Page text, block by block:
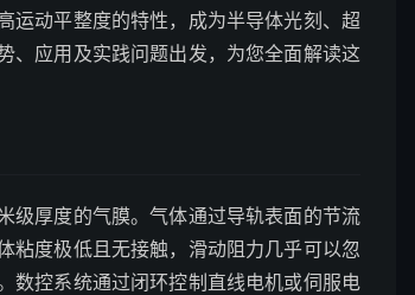
运动平整度的特性，成为半导体光刻、超
、应用及实践问题出发，为您全面解读这
级厚度的气膜。气体通过导轨表面的节流
粘度极低且无接触，滑动阻力几乎可以忽
数控系统通过闭环控制直线电机或伺服电